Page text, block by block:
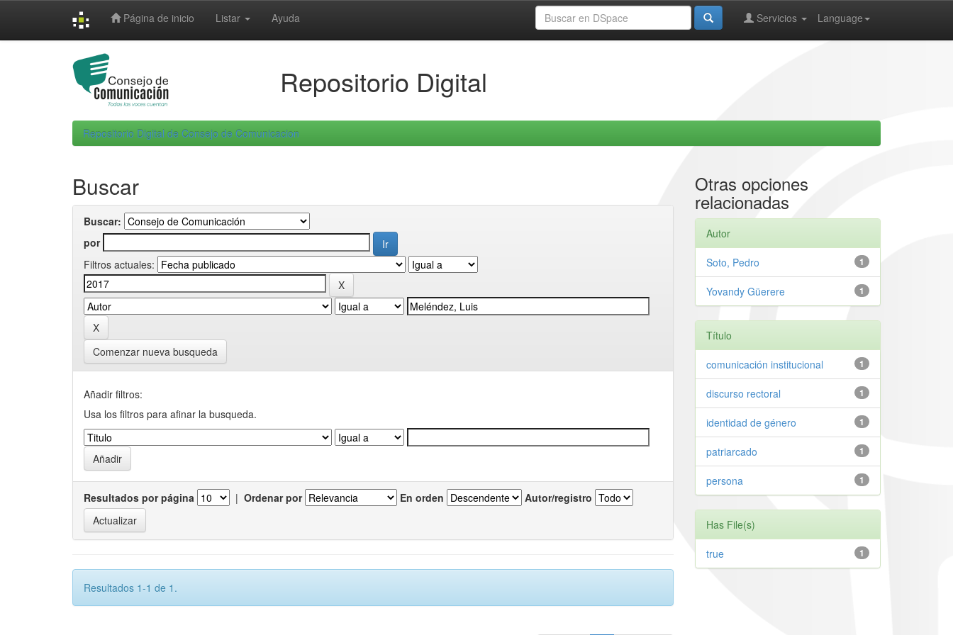
Página de inicio Listar Ayuda Language
Servicios
Repositorio Digital
Repositorio Digital de Consejo de Comunicacion
Buscar
Buscar:
por
Filtros actuales:
Comenzar nueva busqueda
Añadir filtros:
Usa los filtros para afinar la busqueda.
Resultados por página | Ordenar por En orden Autor/registro
Resultados 1-1 de 1.
Otras opciones
relacionadas
Autor
1
Soto, Pedro
1
Yovandy Güerere
Título
1
comunicación institucional
1
discurso rectoral
1
identidad de género
1
patriarcado
1
persona
Has File(s)
1
true